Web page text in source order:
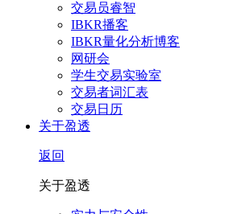
交易员睿智
IBKR播客
IBKR量化分析博客
网研会
学生交易实验室
交易者词汇表
交易日历
关于盈透
返回
关于盈透